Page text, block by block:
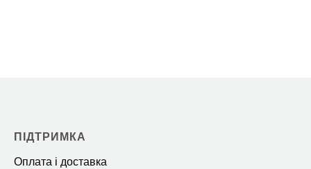
ПІДТРИМКА
Оплата і доставка